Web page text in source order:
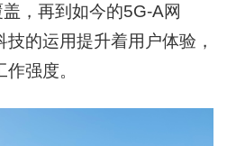
，再到如今的5G-A网
的运用提升着用户体验，
强度。